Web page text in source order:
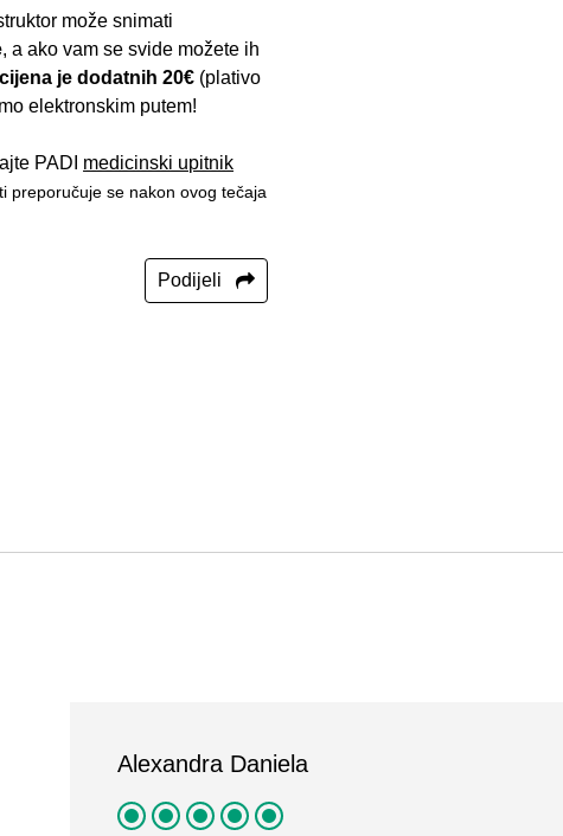
može snimati
, a ako vam se svide možete ih
cijena je dodatnih 20€ (plativo
elektronskim putem!
PADI medicinski upitnik
preporučuje se nakon ovog tečaja
Podijeli
Alexandra Daniela